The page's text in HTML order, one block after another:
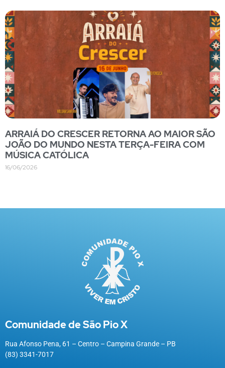
ARRAIÁ DO CRESCER RETORNA AO MAIOR SÃO
JOÃO DO MUNDO NESTA TERÇA-FEIRA COM
MÚSICA CATÓLICA
16/06/2026
Comunidade de São Pio X
Rua Afonso Pena, 61 – Centro – Campina Grande – PB
(83) 3341-7017